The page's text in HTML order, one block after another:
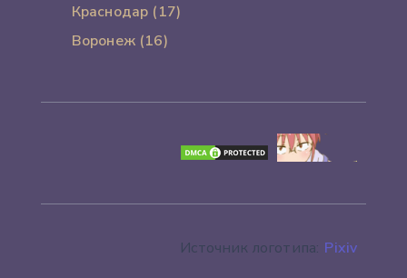
Краснодар (17)
Воронеж (16)
Источник логотипа: Pixiv